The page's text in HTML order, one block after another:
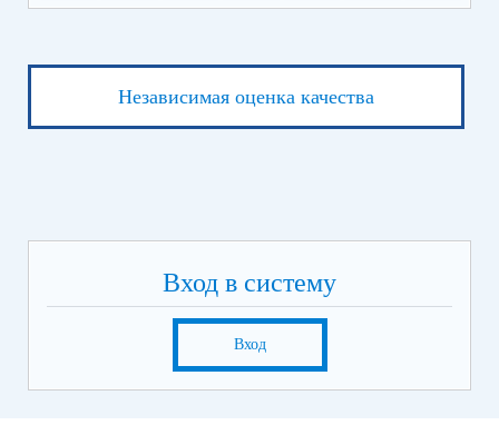
Независимая оценка качества
Вход в систему
Вход